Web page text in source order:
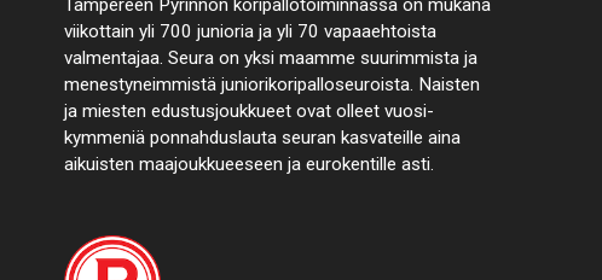
Tampereen Pyrinnön kori­pallo­toimin­nassa on mukana
viikottain yli 700 junioria ja yli 70 vapaa­ehtoista
valmen­tajaa. Seura on yksi maamme suurim­mista ja
menes­tyneim­mistä juni­ori­kori­pallo­seuroista. Naisten
ja miesten edustus­joukkueet ovat olleet vuosi­
kymmeniä ponnahdus­lauta seuran kasvateille aina
aikuisten maa­joukkueeseen ja euro­kentille asti.